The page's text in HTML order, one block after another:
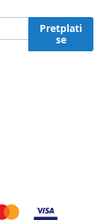
Pretplati
se